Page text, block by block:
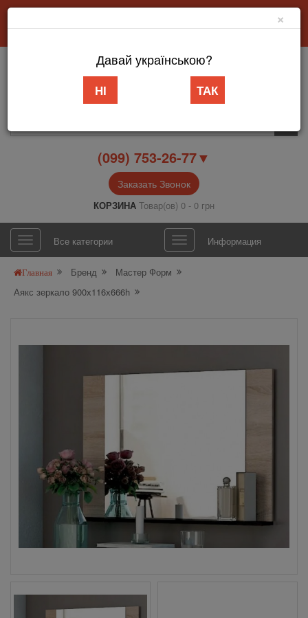
×
Давай українською?
НІ ТАК
(099) 753-26-77▼
Заказать Звонок
КОРЗИНА Товар(ов) 0 - 0 грн
Все категории Информация
Главная Бренд
Мастер Форм
Аякс зеркало 900х116х666h